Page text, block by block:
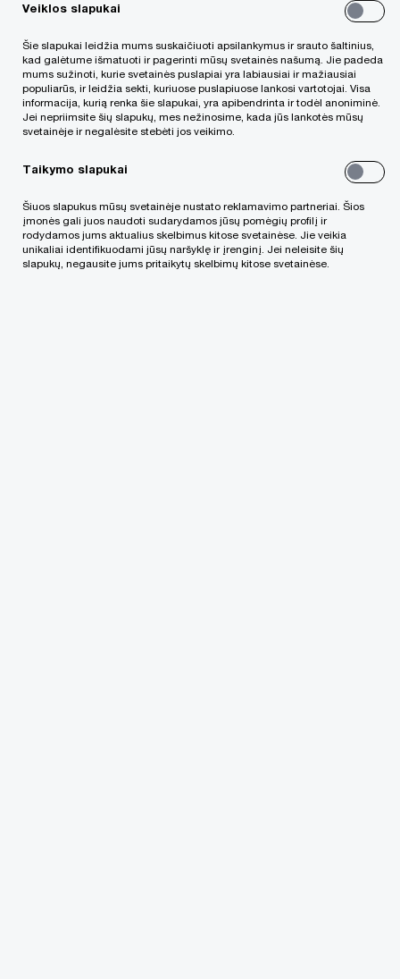
sprendimus įvairią veiklą vykdantiems
klientams.
Turime patirties kuriant sąsajas SAP, Oracle ir
kitose sistemose.
Su VMI dirbome dėl SAF-T ir kitų i.MAS
Bendradarbiaujame su PwC firmų kolegomis
kitose valstybėse, kuriose panašių duomenų
Veiklos slapukai
Šie slapukai leidžia mums suskaičiuoti apsilankymus ir srauto šaltinius,
kad galėtume išmatuoti ir pagerinti mūsų svetainės našumą. Jie padeda
mums sužinoti, kurie svetainės puslapiai yra labiausiai ir mažiausiai
populiarūs, ir leidžia sekti, kuriuose puslapiuose lankosi vartotojai. Visa
informacija, kurią renka šie slapukai, yra apibendrinta ir todėl anoniminė.
Jei nepriimsite šių slapukų, mes nežinosime, kada jūs lankotės mūsų
svetainėje ir negalėsite stebėti jos veikimo.
Taikymo slapukai
Šiuos slapukus mūsų svetainėje nustato reklamavimo partneriai. Šios
įmonės gali juos naudoti sudarydamos jūsų pomėgių profilį ir
rodydamos jums aktualius skelbimus kitose svetainėse. Jie veikia
unikaliai identifikuodami jūsų naršyklę ir įrenginį. Jei neleisite šių
slapukų, negausite jums pritaikytų skelbimų kitose svetainėse.